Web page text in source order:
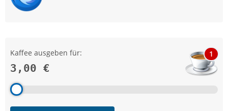
Kaffee ausgeben für:
3,00 €
1